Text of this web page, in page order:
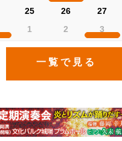
25 26 27
1 2 3
一覧で見る